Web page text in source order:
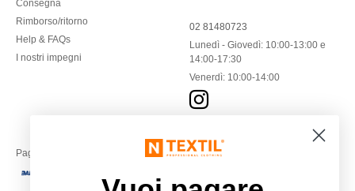
Consegna
Rimborso/ritorno
Help & FAQs
I nostri impegni
02 81480723
Lunedì - Giovedì: 10:00-13:00 e
14:00-17:30
Venerdì: 10:00-14:00
Paga con